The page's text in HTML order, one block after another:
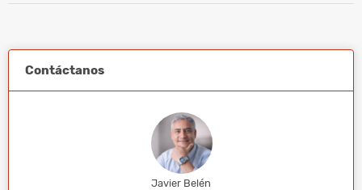
Contáctanos
Javier Belén